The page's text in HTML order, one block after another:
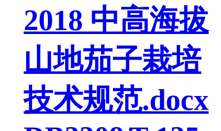
2018 中高海拔
山地茄子栽培
技术规范.docx